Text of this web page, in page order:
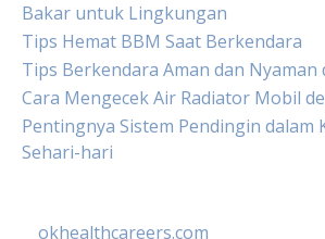
Bakar untuk Lingkungan
Tips Hemat BBM Saat Berkendara
Tips Berkendara Aman dan Nyaman
Cara Mengecek Air Radiator Mobil
Pentingnya Sistem Pendingin dalam
Sehari-hari
okhealthcareers.com